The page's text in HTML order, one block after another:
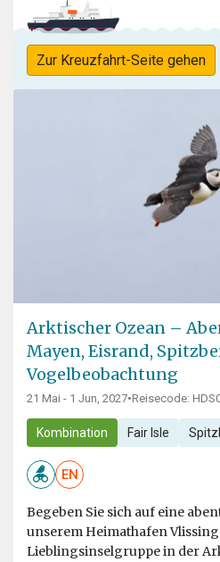
Zur Kreuzfahrt-Seite gehen
Arktischer Ozean –
Mayen, Eisrand,
Vogelbeobachtung
21 Mai - 1 Jun, 2027•Reisecode:
Kombination Fair Isle
EN
Begeben Sie sich auf eine
unserem Heimathafen
Lieblingsinselgruppe in der